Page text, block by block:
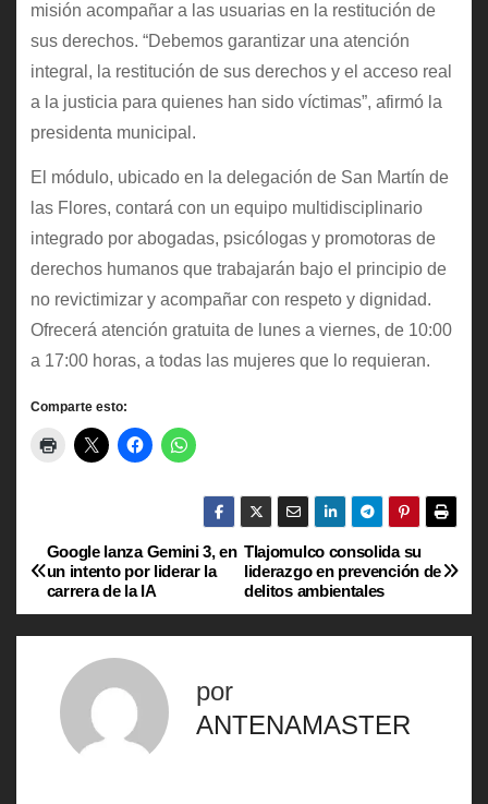
misión acompañar a las usuarias en la restitución de
sus derechos. “Debemos garantizar una atención
integral, la restitución de sus derechos y el acceso real
a la justicia para quienes han sido víctimas”, afirmó la
presidenta municipal.
El módulo, ubicado en la delegación de San Martín de
las Flores, contará con un equipo multidisciplinario
integrado por abogadas, psicólogas y promotoras de
derechos humanos que trabajarán bajo el principio de
no revictimizar y acompañar con respeto y dignidad.
Ofrecerá atención gratuita de lunes a viernes, de 10:00
a 17:00 horas, a todas las mujeres que lo requieran.
Comparte esto:
N
a
Tlajomulco consolida su
liderazgo en prevención de
delitos ambientales
Google lanza Gemini 3, en
un intento por liderar la
carrera de la IA
por
ANTENAMASTER